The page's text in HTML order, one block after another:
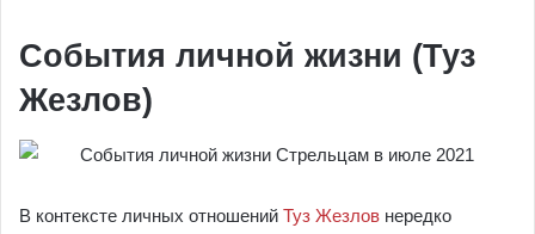
События личной жизни (Туз
Жезлов)
В контексте личных отношений Туз Жезлов нередко